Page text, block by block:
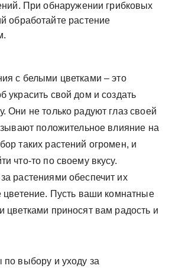
При обнаружении грибковых
обработайте растение
с белыми цветками – это
украсить свой дом и создать
Они не только радуют глаз своей
положительное влияние на
таких растений огромен, и
что-то по своему вкусу.
растениями обеспечит их
цветение. Пусть ваши комнатные
цветками приносят вам радость и
выбору и уходу за